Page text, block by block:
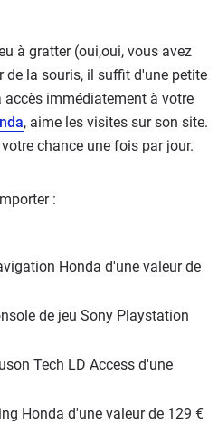
à gratter (oui,oui, vous avez
de la souris, il suffit d'une petite
immédiatement à votre
, aime les visites sur son site.
chance une fois par jour.
:
Honda d'une valeur de
de jeu Sony Playstation
Tech LD Access d'une
Honda d'une valeur de 129 €